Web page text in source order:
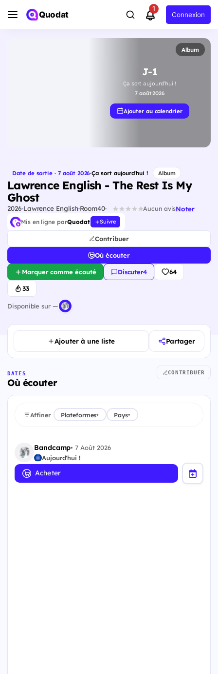
Quodat
1
Connexion
Album
J-1
Ça sort aujourd'hui !
7 août 2026
Ajouter au calendrier
Date de sortie · 7 août 2026·Ça sort aujourd'hui ! Album
Lawrence English - The Rest Is My
Ghost
2026 Lawrence English Room40 Aucun avisNoter
Mis en ligne parQuodat Suivre
Contribuer
Où écouter
Marquer comme écouté Discuter·4 64
33
Disponible sur —
Ajouter à une liste Partager
DATES
Où écouter
CONTRIBUER
Affiner Plateformes▾ Pays▾
Bandcamp•7 Août 2026
Aujourd'hui !
Acheter